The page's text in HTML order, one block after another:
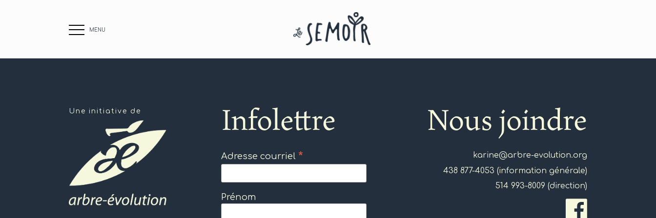
MENU
Une initiative de Infolettre
Adresse courriel *
Prénom
Nous joindre
karine@arbre-evolution.org
438 877-4053 (information générale)
514 993-8009 (direction)